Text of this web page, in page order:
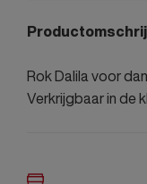
Rok Dalila voor
Verkrijgbaar in de